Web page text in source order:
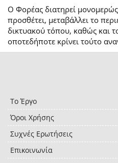
Ο Φορέας διατηρεί
προσθέτει, μεταβάλλει το
δικτυακού τόπου, καθώς και
οποτεδήποτε κρίνει τούτο
Το Έργο
Όροι Χρήσης
Συχνές Ερωτήσεις
Επικοινωνία